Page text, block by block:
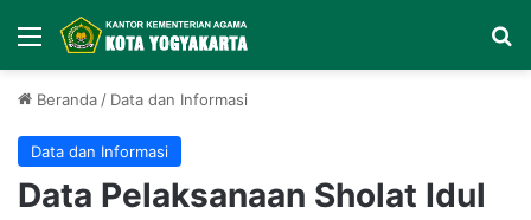
Menu
Beranda/ Data dan Informasi
Data dan Informasi
Data Pelaksanaan Sholat Idul